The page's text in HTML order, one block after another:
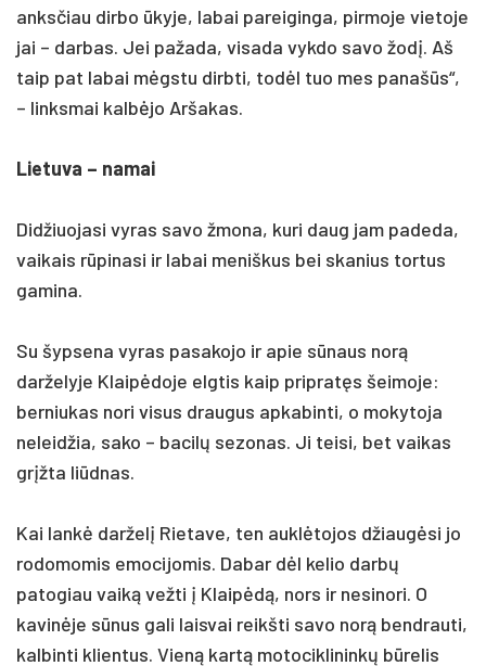
anksčiau dirbo ūkyje, labai pareiginga, pirmoje vietoje
jai – darbas. Jei pažada, visada vykdo savo žodį. Aš
taip pat labai mėgstu dirbti, todėl tuo mes panašūs“,
– linksmai kalbėjo Aršakas.
Lietuva – namai
Didžiuojasi vyras savo žmona, kuri daug jam padeda,
vaikais rūpinasi ir labai meniškus bei skanius tortus
gamina.
Su šypsena vyras pasakojo ir apie sūnaus norą
darželyje Klaipėdoje elgtis kaip pripratęs šeimoje:
berniukas nori visus draugus apkabinti, o mokytoja
neleidžia, sako – bacilų sezonas. Ji teisi, bet vaikas
grįžta liūdnas.
Kai lankė darželį Rietave, ten auklėtojos džiaugėsi jo
rodomomis emocijomis. Dabar dėl kelio darbų
patogiau vaiką vežti į Klaipėdą, nors ir nesinori. O
kavinėje sūnus gali laisvai reikšti savo norą bendrauti,
kalbinti klientus. Vieną kartą motociklininkų būrelis